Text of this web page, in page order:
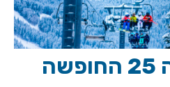
סקי בחנוכה 25 החופשה